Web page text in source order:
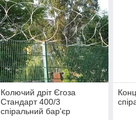
Колючий дріт Єгоза
Стандарт 400/3
спіральний бар'єр